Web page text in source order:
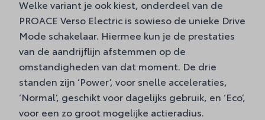
Welke variant je ook kiest, onderdeel van de
PROACE Verso Electric is sowieso de unieke Drive
Mode schakelaar. Hiermee kun je de prestaties
van de aandrijflijn afstemmen op de
omstandigheden van dat moment. De drie
standen zijn ‘Power’, voor snelle acceleraties,
‘Normal’, geschikt voor dagelijks gebruik, en ‘Eco’,
voor een zo groot mogelijke actieradius.